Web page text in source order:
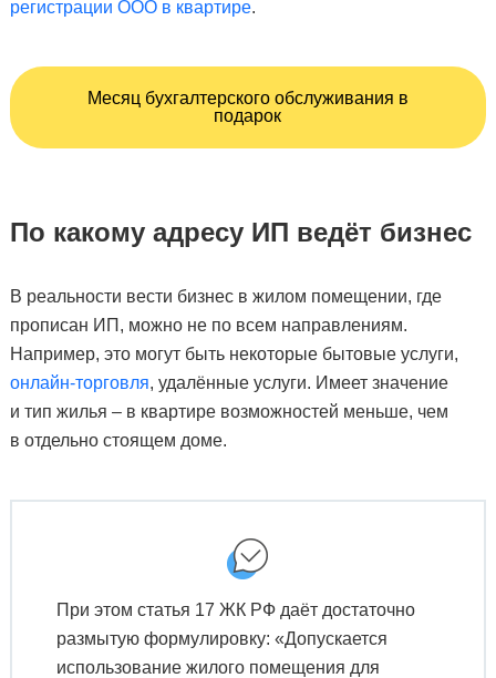
регистрации ООО в квартире.
Месяц бухгалтерского обслуживания в
подарок
По какому адресу ИП ведёт бизнес
В реальности вести бизнес в жилом помещении, где
прописан ИП, можно не по всем направлениям.
Например, это могут быть некоторые бытовые услуги,
онлайн-торговля, удалённые услуги. Имеет значение
и тип жилья – в квартире возможностей меньше, чем
в отдельно стоящем доме.
При этом статья 17 ЖК РФ даёт достаточно
размытую формулировку: «Допускается
использование жилого помещения для